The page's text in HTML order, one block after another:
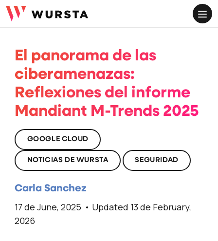
El panorama de las
ciberamenazas:
Reflexiones del informe
Mandiant M-Trends 2025
GOOGLE CLOUD
NOTICIAS DE WURSTA SEGURIDAD
Carla Sanchez
17 de June, 2025
Updated 13 de February,
2026